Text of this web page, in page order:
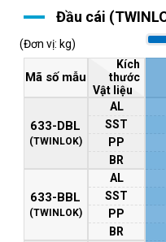
Đầu cái
(Đơn vị: kg)
Mã số mẫu
Vật liệu
Kích
thước
633-DBL
(TWINLOK)
AL
SST
PP
BR
633-BBL
(TWINLOK)
AL
SST
PP
BR